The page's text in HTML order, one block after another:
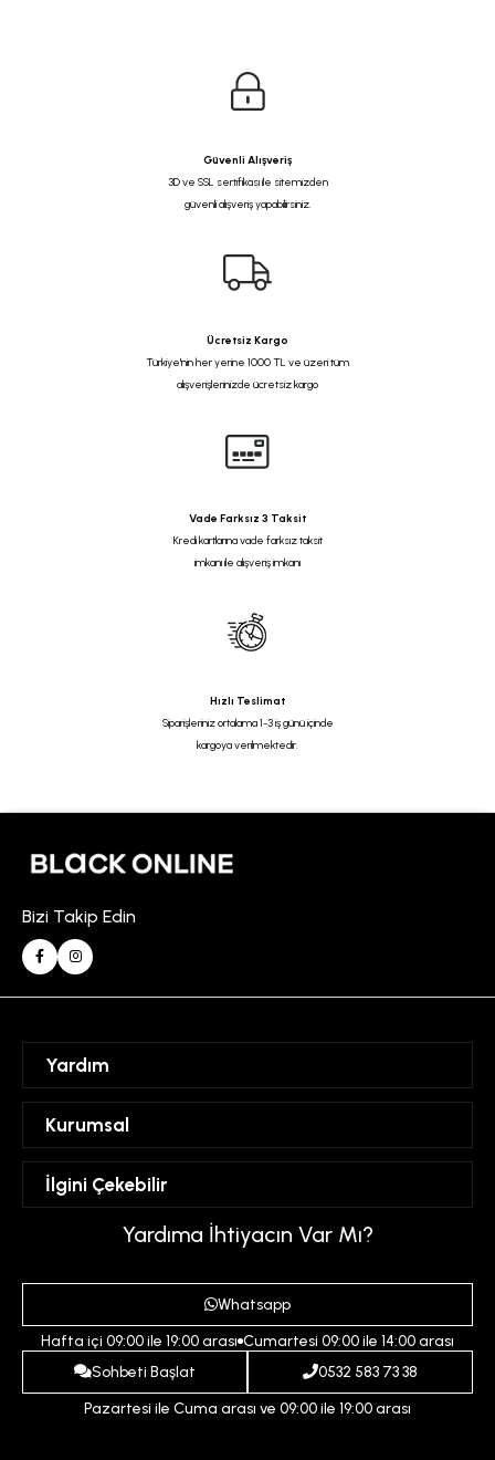
Güvenli Alışveriş
3D ve SSL sertifikası ile sitemizden
güvenli alışveriş yapabilirsiniz.
Ücretsiz Kargo
Türkiye'nin her yerine 1000 TL ve üzeri tüm
alışverişlerinizde ücretsiz kargo
Vade Farksız 3 Taksit
Kredi kartlarına vade farksız taksit
imkanı ile alışveriş imkanı
Hızlı Teslimat
Siparişleriniz ortalama 1-3 iş günü içinde
kargoya verilmektedir.
Bizi Takip Edin
Yardım
Hesabım
Favorilerim
Kurumsal
Mesafeli Satış Sözleşmesi
Üyelik Sözleşmesi
Gizlilik ve Güvenlik Politikası
Ödeme ve Teslimat Koşulları
İptal ve İade Koşulları
İlgini Çekebilir
İndirim
Yardıma İhtiyacın Var Mı?
Whatsapp
Hafta içi 09:00 ile 19:00 arası Cumartesi 09:00 ile 14:00 arası
Sohbeti Başlat
0532 583 73 38
Pazartesi ile Cuma arası ve 09:00 ile 19:00 arası